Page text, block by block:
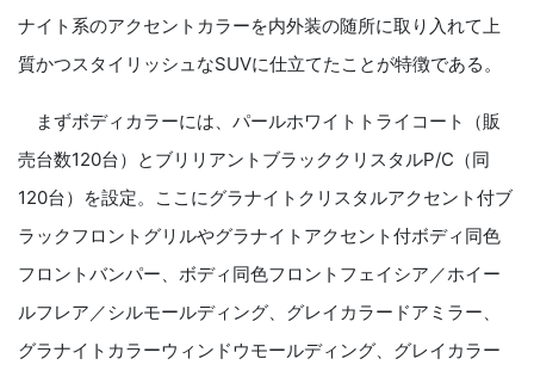
ナイト系のアクセントカラーを内外装の随所に取り入れて上
質かつスタイリッシュなSUVに仕立てたことが特徴である。
まずボディカラーには、パールホワイトトライコート（販
売台数120台）とブリリアントブラッククリスタルP/C（同
120台）を設定。ここにグラナイトクリスタルアクセント付ブ
ラックフロントグリルやグラナイトアクセント付ボディ同色
フロントバンパー、ボディ同色フロントフェイシア／ホイー
ルフレア／シルモールディング、グレイカラードアミラー、
グラナイトカラーウィンドウモールディング、グレイカラー